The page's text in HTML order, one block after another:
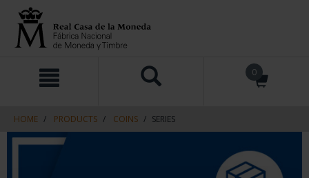
navigation
0
HOME PRODUCTS COINS SERIES